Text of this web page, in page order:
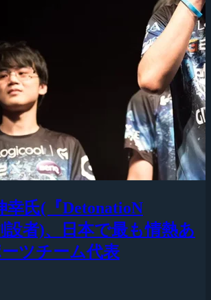
幸氏(『DetonatioN
設者)、日本で最も情熱あ
ツチーム代表